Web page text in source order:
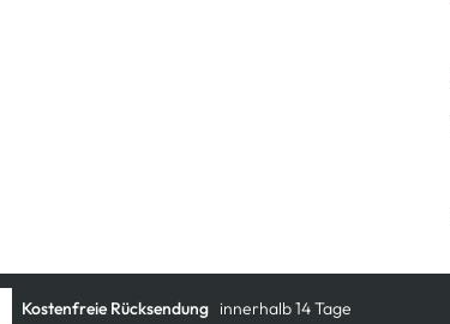
Kostenfreie Rücksendung innerhalb 14 Tage